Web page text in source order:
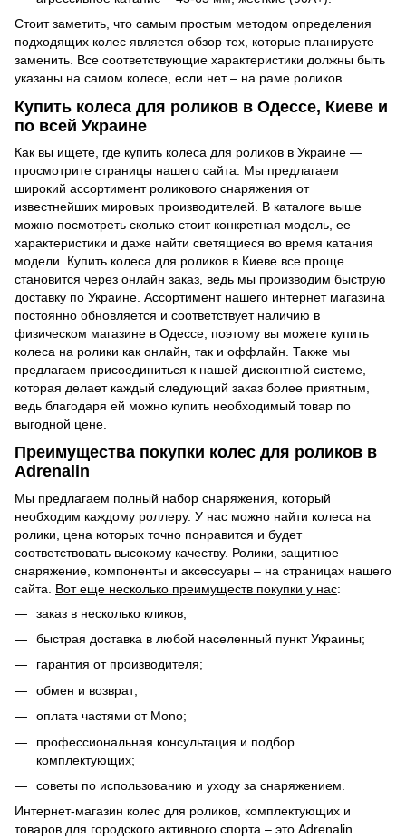
Стоит заметить, что самым простым методом определения
подходящих колес является обзор тех, которые планируете
заменить. Все соответствующие характеристики должны быть
указаны на самом колесе, если нет – на раме роликов.
Купить колеса для роликов в Одессе, Киеве и
по всей Украине
Как вы ищете, где купить колеса для роликов в Украине —
просмотрите страницы нашего сайта. Мы предлагаем
широкий ассортимент роликового снаряжения от
известнейших мировых производителей. В каталоге выше
можно посмотреть сколько стоит конкретная модель, ее
характеристики и даже найти светящиеся во время катания
модели. Купить колеса для роликов в Киеве все проще
становится через онлайн заказ, ведь мы производим быструю
доставку по Украине. Ассортимент нашего интернет магазина
постоянно обновляется и соответствует наличию в
физическом магазине в Одессе, поэтому вы можете купить
колеса на ролики как онлайн, так и оффлайн. Также мы
предлагаем присоединиться к нашей дисконтной системе,
которая делает каждый следующий заказ более приятным,
ведь благодаря ей можно купить необходимый товар по
выгодной цене.
Преимущества покупки колес для роликов в
Adrenalin
Мы предлагаем полный набор снаряжения, который
необходим каждому роллеру. У нас можно найти колеса на
ролики, цена которых точно понравится и будет
соответствовать высокому качеству. Ролики, защитное
снаряжение, компоненты и аксессуары – на страницах нашего
сайта. Вот еще несколько преимуществ покупки у нас:
заказ в несколько кликов;
быстрая доставка в любой населенный пункт Украины;
гарантия от производителя;
обмен и возврат;
оплата частями от Mono;
профессиональная консультация и подбор
комплектующих;
советы по использованию и уходу за снаряжением.
Интернет-магазин колес для роликов, комплектующих и
товаров для городского активного спорта – это Adrenalin.